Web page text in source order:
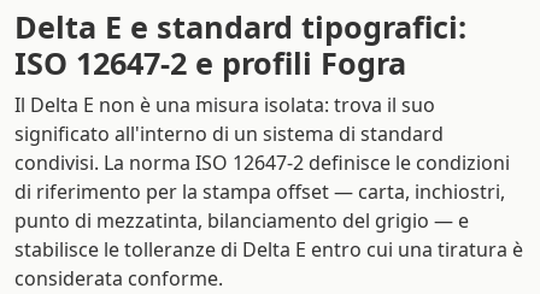
Delta E e standard tipografici:
ISO 12647-2 e profili Fogra
Il Delta E non è una misura isolata: trova il suo
significato all'interno di un sistema di standard
condivisi. La norma ISO 12647-2 definisce le condizioni
di riferimento per la stampa offset — carta, inchiostri,
punto di mezzatinta, bilanciamento del grigio — e
stabilisce le tolleranze di Delta E entro cui una tiratura è
considerata conforme.